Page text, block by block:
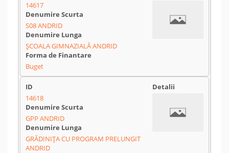
14617
S08 ANDRID
ȘCOALA GIMNAZIALĂ ANDRID
Buget
14618
GPP ANDRID
GRĂDINIȚA CU PROGRAM PRELUNGIT
ANDRID